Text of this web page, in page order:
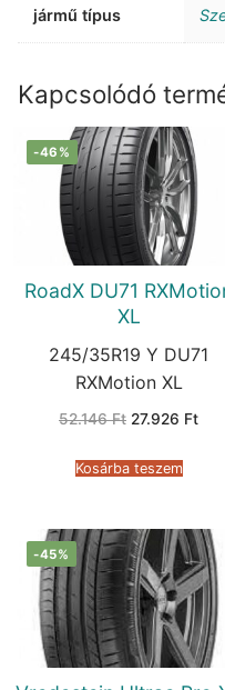
jármű típus
Kapcsolódó
-46%
RoadX DU71
XL
245/35R19 Y DU71
RXMotion XL
52.146Ft Original
52.146 Ft.
27.926 Ft
Kosárba teszem
-45%